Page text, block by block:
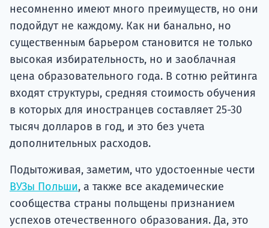
несомненно имеют много преимуществ, но они
подойдут не каждому. Как ни банально, но
существенным барьером становится не только
высокая избирательность, но и заоблачная
цена образовательного года. В сотню рейтинга
входят структуры, средняя стоимость обучения
в которых для иностранцев составляет 25-30
тысяч долларов в год, и это без учета
дополнительных расходов.
Подытоживая, заметим, что удостоенные чести
ВУЗы Польши, а также все академические
сообщества страны польщены признанием
успехов отечественного образования. Да, это